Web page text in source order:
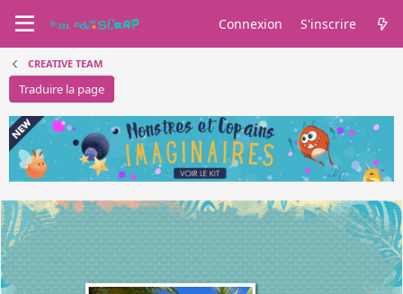
Connexion S'inscrire
CREATIVE TEAM
Traduire la page